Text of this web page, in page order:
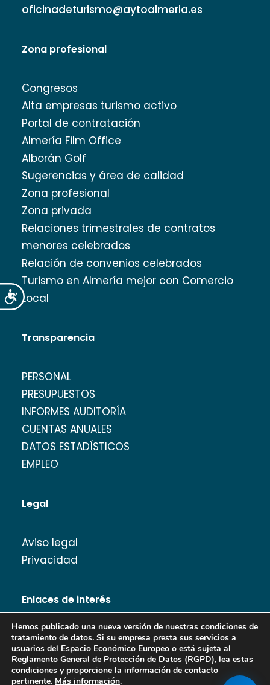
Accesibilidad
oficinadeturismo@aytoalmeria.es
Zona profesional
Congresos
Alta empresas turismo activo
Portal de contratación
Almería Film Office
Alborán Golf
Sugerencias y área de calidad
Zona profesional
Zona privada
Relaciones trimestrales de contratos
menores celebrados
Relación de convenios celebrados
Turismo en Almería mejor con Comercio
Local
Transparencia
PERSONAL
PRESUPUESTOS
INFORMES AUDITORÍA
CUENTAS ANUALES
DATOS ESTADÍSTICOS
EMPLEO
Legal
Aviso legal
Privacidad
Enlaces de interés
Banco de Imágenes
Hemos publicado una nueva versión de nuestras condiciones de
tratamiento de datos. Si su empresa presta sus servicios a
usuarios del Espacio Económico Europeo o está sujeta al
Reglamento General de Protección de Datos (RGPD), lea estas
condiciones y proporcione la información de contacto
pertinente. Más información.